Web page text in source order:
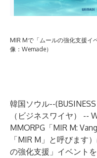
MIR Mで「ムールの強化支援イ
像：Wemade）
韓国ソウル--(
（ビジネスワイヤ） --
MMORPG「MIR M:
「MIR M」と呼びます
の強化支援」イベントを